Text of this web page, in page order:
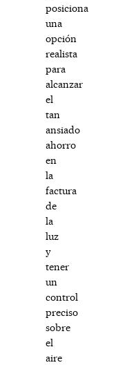
posiciona
una
opción
realista
para
alcanzar
el
tan
ansiado
ahorro
en
la
factura
de
la
luz
y
tener
un
control
preciso
sobre
el
aire